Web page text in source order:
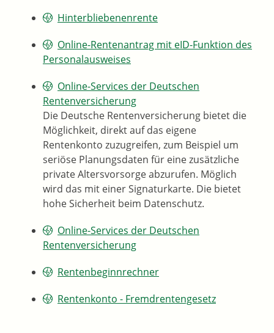
Hinterbliebenenrente
Online-Rentenantrag mit eID-Funktion des
Personalausweises
Online-Services der Deutschen
Rentenversicherung
Die Deutsche Rentenversicherung bietet die
Möglichkeit, direkt auf das eigene
Rentenkonto zuzugreifen, zum Beispiel um
seriöse Planungsdaten für eine zusätzliche
private Altersvorsorge abzurufen. Möglich
wird das mit einer Signaturkarte. Die bietet
hohe Sicherheit beim Datenschutz.
Online-Services der Deutschen
Rentenversicherung
Rentenbeginnrechner
Rentenkonto - Fremdrentengesetz